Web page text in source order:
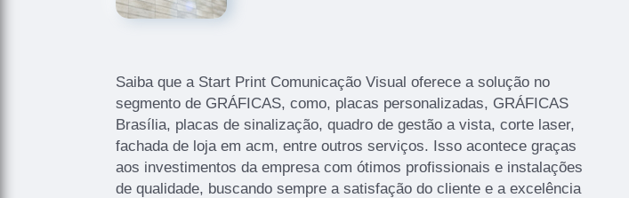
Saiba que a Start Print Comunicação Visual oferece a solução no
segmento de GRÁFICAS, como, placas personalizadas, GRÁFICAS
Brasília, placas de sinalização, quadro de gestão a vista, corte laser,
fachada de loja em acm, entre outros serviços. Isso acontece graças
aos investimentos da empresa com ótimos profissionais e instalações
de qualidade, buscando sempre a satisfação do cliente e a excelência